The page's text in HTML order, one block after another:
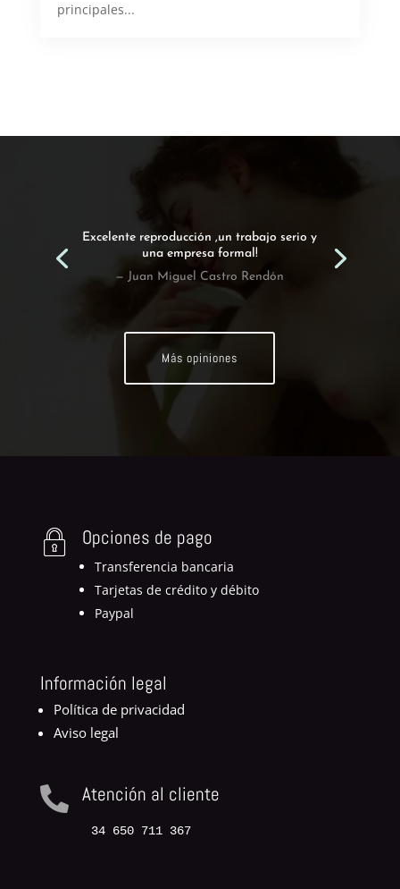
principales...
Excelente reproducción ,un trabajo serio y
una empresa formal!
— Juan Miguel Castro Rendón
Más opiniones
Opciones de pago
Transferencia bancaria
Tarjetas de crédito y débito
Paypal
Información legal
Política de privacidad
Aviso legal
 Atención al cliente
34 650 711 367